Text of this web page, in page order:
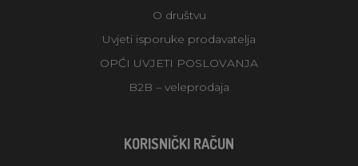
O društvu
Uvjeti isporuke prodavatelja
OPĆI UVJETI POSLOVANJA
B2B – veleprodaja
KORISNIČKI RAČUN